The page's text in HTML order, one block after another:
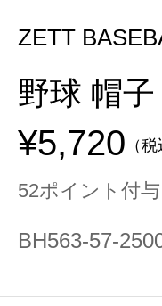
ZETT
野球 帽
¥5,720 （税
52ポイント付与
BH563-57-